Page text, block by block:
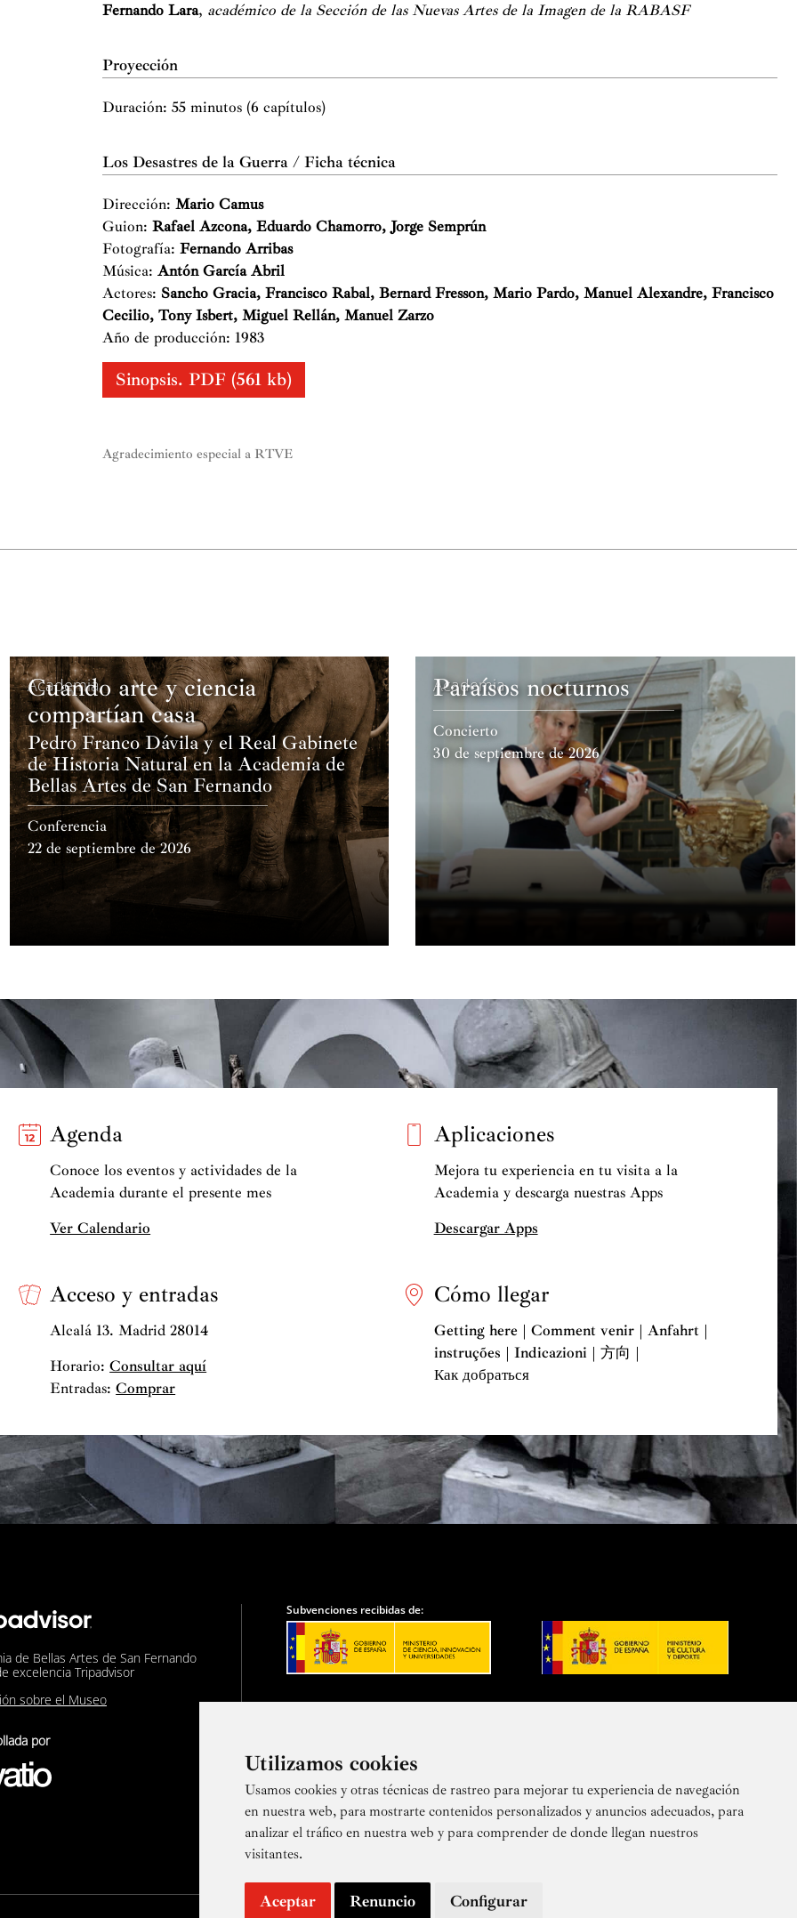
Utilizamos cookies
Usamos cookies y otras técnicas de rastreo para mejorar tu experiencia de navegación
en nuestra web, para mostrarte contenidos personalizados y anuncios adecuados, para
analizar el tráfico en nuestra web y para comprender de donde llegan nuestros
visitantes.
Aceptar Renuncio Configurar
Fernando Lara, académico de la Sección de las Nuevas Artes de la Imagen de la RABASF
Proyección
Duración: 55 minutos (6 capítulos)
Los Desastres de la Guerra / Ficha técnica
Dirección:Mario Camus
Guion:Rafael Azcona, Eduardo Chamorro, Jorge Semprún
Fotografía:Fernando Arribas
Música: Antón García Abril
Actores:Sancho Gracia, Francisco Rabal, Bernard Fresson, Mario Pardo, Manuel Alexandre, Francisco
Cecilio, Tony Isbert, Miguel Rellán, Manuel Zarzo
Año de producción: 1983
Sinopsis. PDF (561 kb)
Agradecimiento especial a RTVE
Academia
Cuando arte y ciencia
compartían casa
Pedro Franco Dávila y el Real Gabinete
de Historia Natural en la Academia de
Bellas Artes de San Fernando
Conferencia
22 de septiembre de 2026
Academia
Paraísos nocturnos
Concierto
30 de septiembre de 2026
Agenda
Conoce los eventos y actividades de la
Academia durante el presente mes
Ver Calendario
Aplicaciones
Mejora tu experiencia en tu visita a la
Academia y descarga nuestras Apps
Descargar Apps
Acceso y entradas
Alcalá 13. Madrid 28014
Horario:Consultar aquí
Entradas:Comprar
Cómo llegar
Getting here | Comment venir | Anfahrt |
instruções | Indicazioni | 方向 |
Как добраться
de Bellas Artes de San Fernando
excelencia Tripadvisor
sobre el Museo
por
Subvenciones recibidas de:
Suscríbete a nuestra newsletter